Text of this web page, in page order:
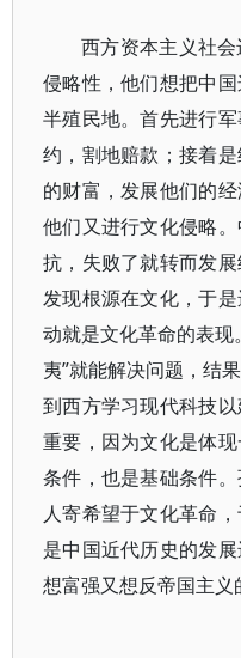
西方资本主义社
侵略性，他们想把中
半殖民地。首先进行
约，割地赔款；接着
的财富，发展他们的
他们又进行文化侵略
抗，失败了就转而发
发现根源在文化，于
动就是文化革命的表现
夷”就能解决问题，结
到西方学习现代科技
重要，因为文化是体
条件，也是基础条件
人寄希望于文化革命
是中国近代历史的发
想富强又想反帝国主义